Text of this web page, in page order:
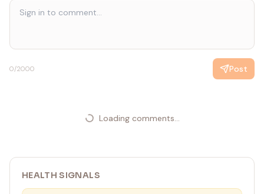
0/2000 Post
Loading comments...
HEALTH SIGNALS